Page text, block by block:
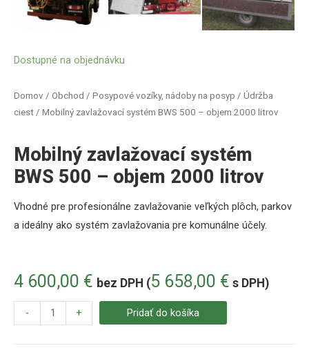
Domov / Obchod / Posypové vozíky, nádoby na posyp / Údržba
ciest / Mobilný zavlažovací systém BWS 500 – objem 2000 litrov
Mobilný zavlažovací systém
BWS 500 – objem 2000 litrov
4 600,00 € bez DPH (5 658,00 € s DPH)
Vhodné pre profesionálne zavlažovanie veľkých plôch, parkov
a ideálny ako systém zavlažovania pre komunálne účely.
Dostupné na objednávku
- + Pridať do košíka